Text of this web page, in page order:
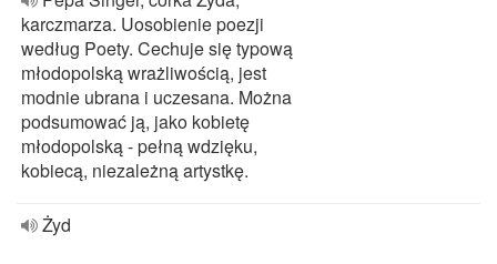
karczmarza. Uosobienie poezji
według Poety. Cechuje się typową
młodopolską wrażliwością, jest
modnie ubrana i uczesana. Można
podsumować ją, jako kobietę
młodopolską - pełną wdzięku,
kobiecą, niezależną artystkę.
Żyd